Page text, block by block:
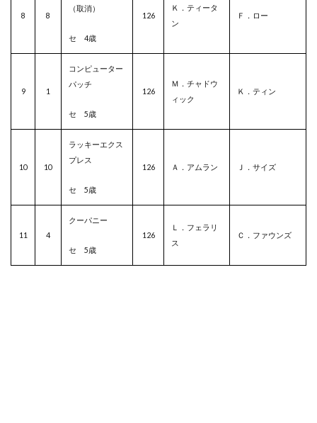
8 8
（取消）
セ 4歳
126
Ｋ．ティータ
ン
Ｆ．ロー
9 1
コンピューター
パッチ
セ 5歳
126
Ｍ．チャドウ
ィック
Ｋ．ティン
10 10
ラッキーエクス
プレス
セ 5歳
126 Ａ．アムラン Ｊ．サイズ
11 4
クーパニー
セ 5歳
126
Ｌ．フェラリ
ス
Ｃ．ファウンズ